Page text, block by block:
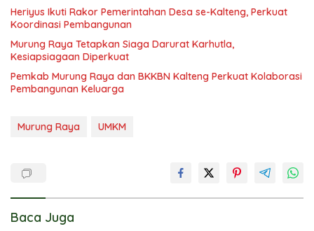
Heriyus Ikuti Rakor Pemerintahan Desa se-Kalteng, Perkuat
Koordinasi Pembangunan
Murung Raya Tetapkan Siaga Darurat Karhutla,
Kesiapsiagaan Diperkuat
Pemkab Murung Raya dan BKKBN Kalteng Perkuat Kolaborasi
Pembangunan Keluarga
Murung Raya UMKM
Baca Juga